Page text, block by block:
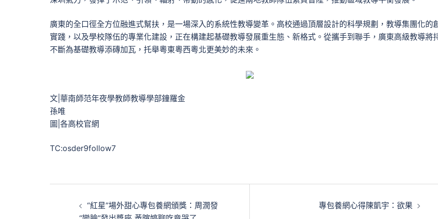
廣東的全口徑全方位融進式幫扶，是一場深入的系統性教導變革。高校通過頂層設計的科學規劃，教導集團化的
實踐，以及學校隊伍的專業化建設，正在構建起基礎教導發展重生態、新格式。從攜手到聯手，廣東高級教導將
不斷為基礎教導添磚加瓦，托舉粵東粵西粵北更美妙的未來。
文|華南師范年夜學教師教導學部鐘羅金
孫唯
圖|各高校官網
TC:osder9follow7
“紅星”場外甜心專包養網頒獎：周潤發
專包養網心得陳凱宇：欲果